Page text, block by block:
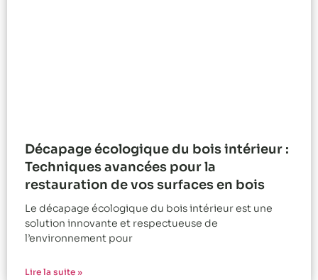
Décapage écologique du bois intérieur :
Techniques avancées pour la
restauration de vos surfaces en bois
Le décapage écologique du bois intérieur est une
solution innovante et respectueuse de
l’environnement pour
Lire la suite »